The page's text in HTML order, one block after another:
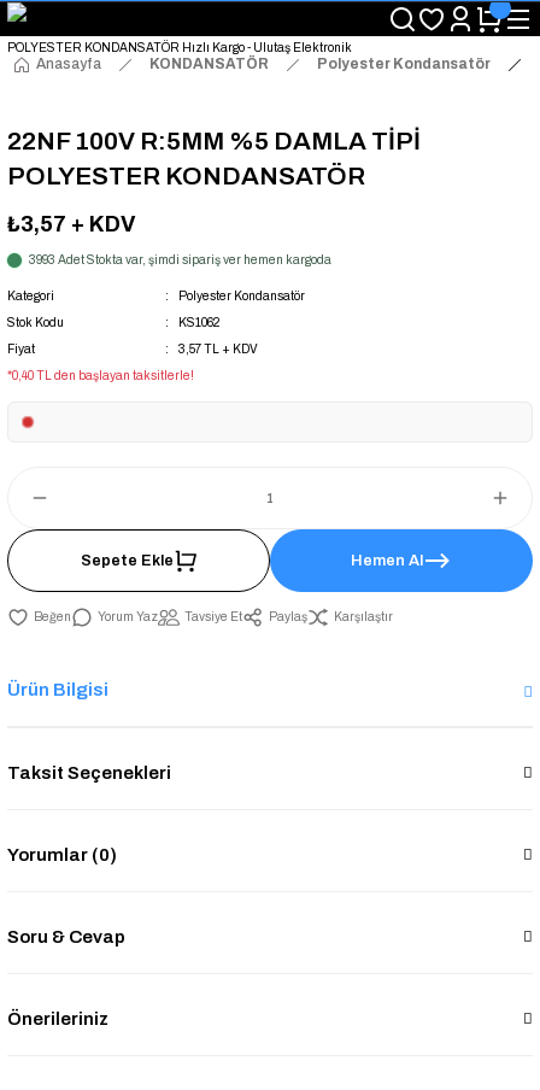
"Saat 14:00'a Kadar Verilen Siparişlerde Aynı Gün Kargo Avantajı!
"Binlerce Ürün Çeşitliliği ile Stoktan Hemen Teslim."
"Toptan Fiyatına Perakende Satış Avantajını Kaçırmayın!"
Anasayfa KONDANSATÖR Polyester Kondansatör
22NF 100V R:5MM %5 DAMLA TİPİ
POLYESTER KONDANSATÖR
₺3,57 + KDV
3993 Adet Stokta var, şimdi sipariş ver hemen kargoda
Kategori
Polyester Kondansatör
Stok Kodu
KS1062
Fiyat
3,57 TL + KDV
*0,40 TL den başlayan taksitlerle!
Sepete Ekle Hemen Al
Yorum Yaz Tavsiye Et Paylaş Karşılaştır
Ürün Bilgisi
Taksit Seçenekleri
Yorumlar (0)
Soru & Cevap
Önerileriniz